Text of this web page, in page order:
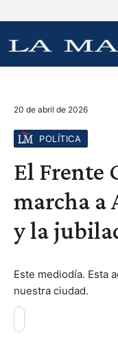
20 de abril de 2026
POLÍTICA
El Frente
marcha a
y la
Este mediodía. Esta
nuestra ciudad.